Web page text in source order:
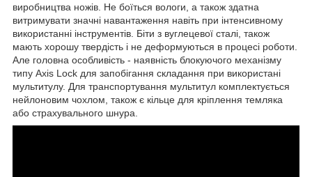
виробництва ножів. Не боїться вологи, а також здатна
витримувати значні навантаження навіть при інтенсивному
використанні інструментів. Біти з вуглецевої сталі, також
мають хорошу твердість і не деформуються в процесі роботи.
Але головна особливість - наявність блокуючого механізму
типу Axis Lock для запобігання складання при використані
мультитулу. Для транспортування мультитул комплектується
нейлоновим чохлом, також є кільце для кріплення темляка
або страхувального шнура.